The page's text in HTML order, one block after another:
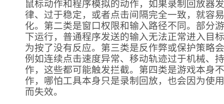
鼠标动作和程序模拟的动作，如果录制回放器
律、过于稳定，或者点击间隔完全一致，就容
化。第二类是窗口权限和输入路径不同。部分
下运行，普通程序发送的输入无法正常进入目
为按了没有反应。第三类是反作弊或保护策略
例如连续点击速度异常、移动轨迹过于机械、
作，这些都可能触发拦截。第四类是游戏本身
作，哪怕工具本身只是录制回放，也会因为使
而失效。